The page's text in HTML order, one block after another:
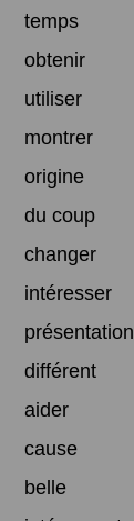
temps
obtenir
utiliser
montrer
origine
du coup
changer
intéresser
présentation
différent
aider
cause
belle